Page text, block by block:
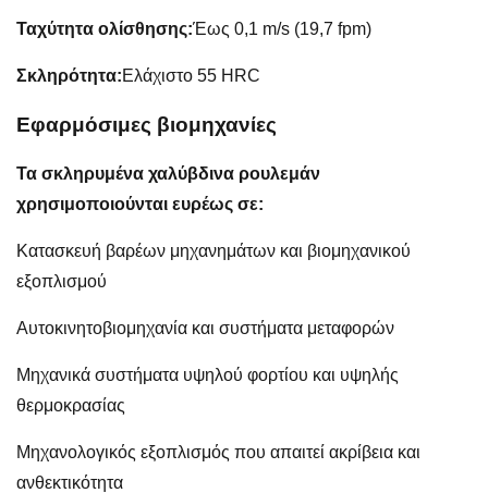
Ταχύτητα ολίσθησης:Έως 0,1 m/s (19,7 fpm)
Σκληρότητα:Ελάχιστο 55 HRC
Εφαρμόσιμες βιομηχανίες
Τα σκληρυμένα χαλύβδινα ρουλεμάν
χρησιμοποιούνται ευρέως σε:
Κατασκευή βαρέων μηχανημάτων και βιομηχανικού
εξοπλισμού
Αυτοκινητοβιομηχανία και συστήματα μεταφορών
Μηχανικά συστήματα υψηλού φορτίου και υψηλής
θερμοκρασίας
Μηχανολογικός εξοπλισμός που απαιτεί ακρίβεια και
ανθεκτικότητα